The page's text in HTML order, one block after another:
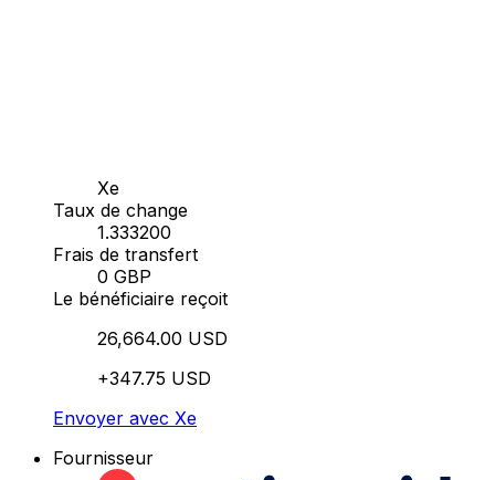
Xe
Taux de change
1.333200
Frais de transfert
0 GBP
Le bénéficiaire reçoit
26,664.00 USD
+347.75 USD
Envoyer avec Xe
Fournisseur